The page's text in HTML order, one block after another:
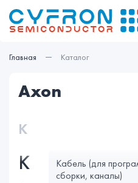
Главная Каталог
axon
К
К
Кабель (для
сборки, каналы)